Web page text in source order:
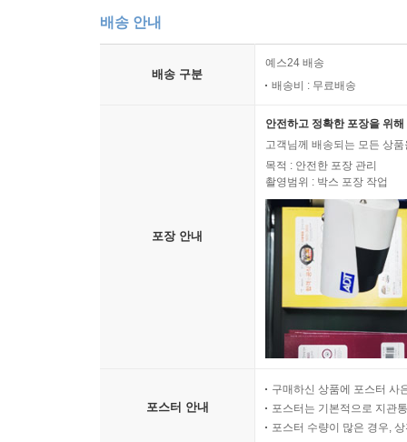
배송 안내
배송 구분
예스24 배송
배송비 : 무료배송
포장 안내
안전하고 정확한 포장을 위
고객님께 배송되는 모든 상
목적 : 안전한 포장 관리
촬영범위 : 박스 포장 작업
포스터 안내
구매하신 상품에 포스터 사
포스터는 기본적으로 지관
포스터 수량이 많은 경우,